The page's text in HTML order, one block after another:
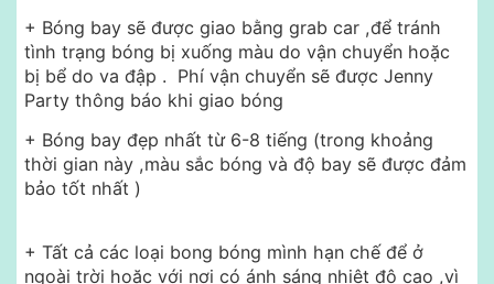
+ Bóng bay sẽ được giao bằng grab car ,để tránh
tình trạng bóng bị xuống màu do vận chuyển hoặc
bị bể do va đập . Phí vận chuyển sẽ được Jenny
Party thông báo khi giao bóng
+ Bóng bay đẹp nhất từ 6-8 tiếng (trong khoảng
thời gian này ,màu sắc bóng và độ bay sẽ được đảm
bảo tốt nhất )
+ Tất cả các loại bong bóng mình hạn chế để ở
ngoài trời hoặc với nơi có ánh sáng nhiệt độ cao ,vì